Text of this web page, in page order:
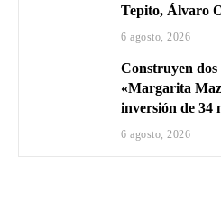
Tepito, Álvaro
6 agosto, 2026
Construyen
«Margarita
inversión de 34
6 agosto, 2026